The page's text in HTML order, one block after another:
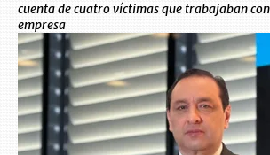
cuenta de cuatro víctimas que trabajaban
empresa